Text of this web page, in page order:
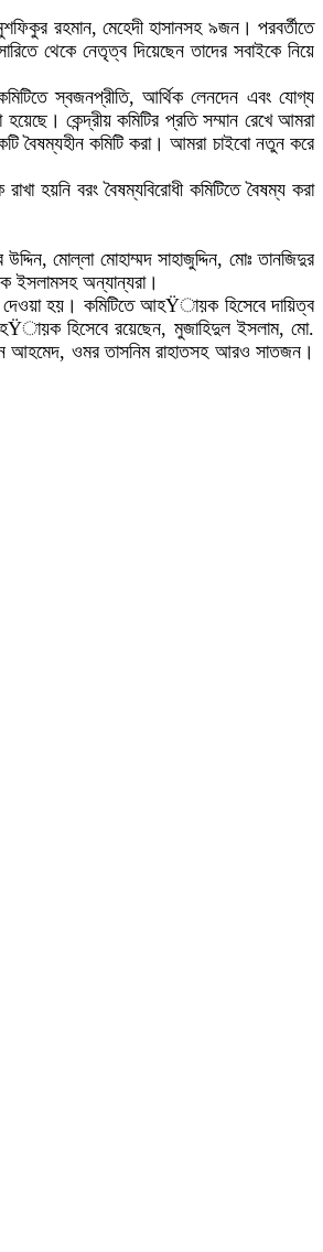
রহমান, মেহেদী হাসানসহ ৯জন। পরবর্তীতে
থেকে নেতৃত্ব দিয়েছেন তাদের সবাইকে নিয়ে
স্বজনপ্রীতি, আর্থিক লেনদেন এবং যোগ্য
কেন্দ্রীয় কমিটির প্রতি সম্মান রেখে আমরা
বৈষম্যহীন কমিটি করা। আমরা চাইবো নতুন করে
হয়নি বরং বৈষম্যবিরোধী কমিটিতে বৈষম্য করা
মোল্লা মোহাম্মদ সাহাজুদ্দিন, মোঃ তানজিদুর
ইসলামসহ অন্যান্যরা।
দেওয়া হয়। কমিটিতে আহŸায়ক হিসেবে দায়িত্ব
হিসেবে রয়েছেন, মুজাহিদুল ইসলাম, মো.
আহমেদ, ওমর তাসনিম রাহাতসহ আরও সাতজন।